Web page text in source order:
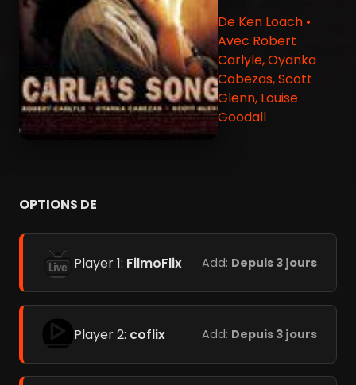
De Ken Loach •
Avec Robert
Carlyle, Oyanka
Cabezas, Scott
Glenn, Louise
Goodall
OPTIONS DE
Player 1: FilmoFlix Add: Depuis 3 jours
Player 2: coflix Add: Depuis 3 jours